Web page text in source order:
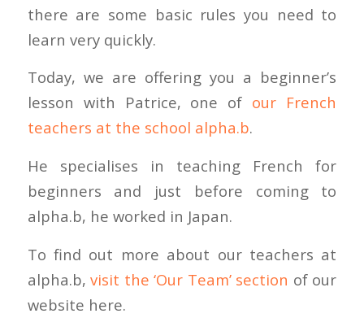
there are some basic rules you need to
learn very quickly.
Today, we are offering you a beginner’s
lesson with Patrice, one of our French
teachers at the school alpha.b.
He specialises in teaching French for
beginners and just before coming to
alpha.b, he worked in Japan.
To find out more about our teachers at
alpha.b,visit the ‘Our Team’ section of our
website here.